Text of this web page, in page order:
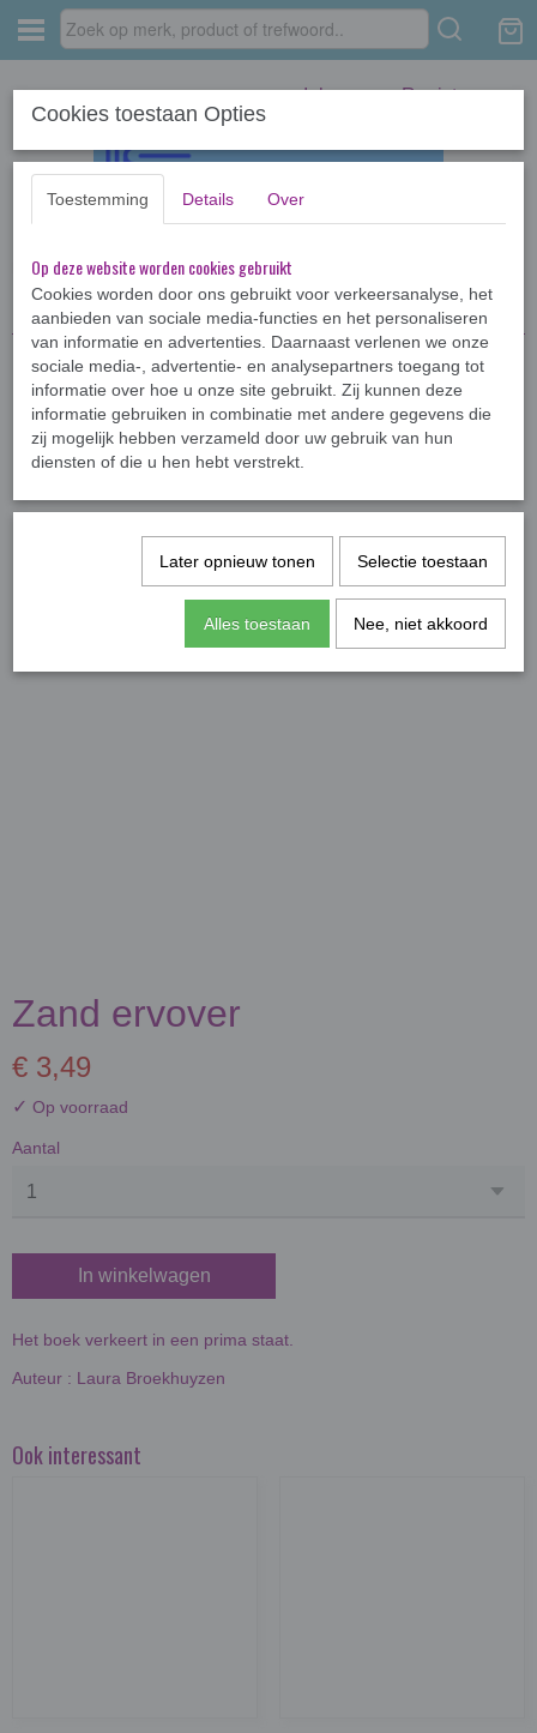
Inloggen Registreren
Home › Jeugdboeken >12jr › Diverse jeugdboeken
Zand ervover
€ 3,49
✓ Op voorraad
Aantal
In winkelwagen
Het boek verkeert in een prima staat.
Auteur : Laura Broekhuyzen
Ook interessant
Cookies toestaan Opties
Toestemming Details Over
Op deze website worden cookies gebruikt
Cookies worden door ons gebruikt voor verkeersanalyse, het
aanbieden van sociale media-functies en het personaliseren
van informatie en advertenties. Daarnaast verlenen we onze
sociale media-, advertentie- en analysepartners toegang tot
informatie over hoe u onze site gebruikt. Zij kunnen deze
informatie gebruiken in combinatie met andere gegevens die
zij mogelijk hebben verzameld door uw gebruik van hun
diensten of die u hen hebt verstrekt.
Later opnieuw tonen Selectie toestaan
Alles toestaan Nee, niet akkoord